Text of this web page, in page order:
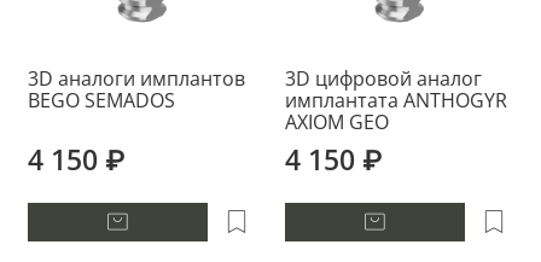
3D аналоги имплантов
BEGO SEMADOS
4 150 ₽
3D цифровой аналог
имплантата ANTHOGYR
AXIOM GEO
4 150 ₽